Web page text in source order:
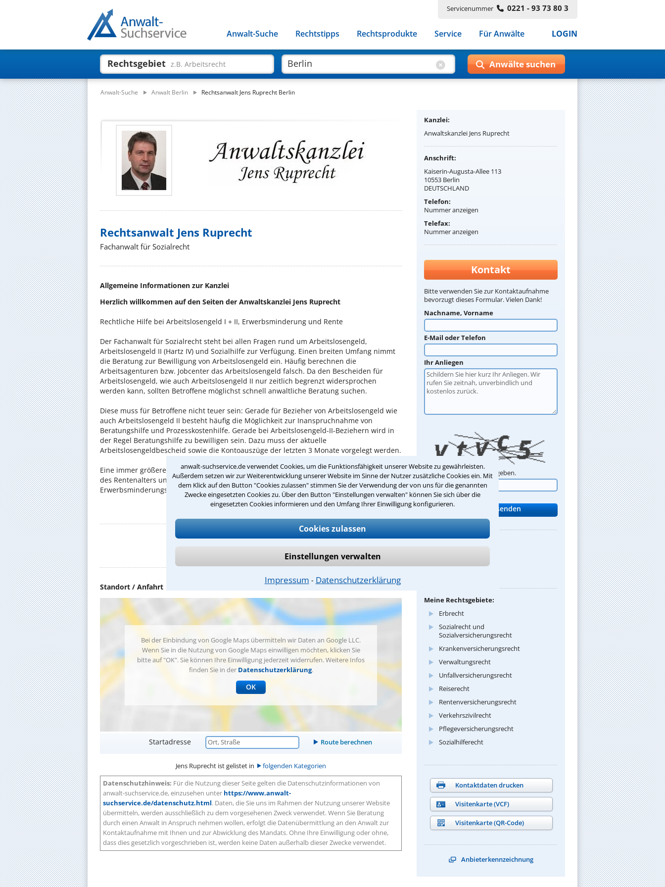
anwalt-suchservice.de verwendet Cookies, um die Funktionsfähigkeit unserer Website zu gewährleisten.
Außerdem setzen wir zur Weiterentwicklung unserer Website im Sinne der Nutzer zusätzliche Cookies ein. Mit
dem Klick auf den Button "Cookies zulassen" stimmen Sie der Verwendung der von uns für die genannten
Zwecke eingesetzten Cookies zu. Über den Button "Einstellungen verwalten" können Sie sich über die
eingesetzten Cookies informieren und den Umfang Ihrer Einwilligung konfigurieren.
Cookies zulassen
Einstellungen verwalten
Impressum ⁃ Datenschutzerklärung
Servicenummer 0221 - 93 73 80 3
Anwalt-Suche Rechtstipps Rechtsprodukte Service Für Anwälte LOGIN
Rechtsgebiet z.B. Arbeitsrecht
Anwalt-Suche Anwalt Berlin Rechtsanwalt Jens Ruprecht Berlin
Rechtsanwalt Jens Ruprecht
Fachanwalt für Sozialrecht
Allgemeine Informationen zur Kanzlei
Herzlich willkommen auf den Seiten der Anwaltskanzlei Jens Ruprecht
Rechtliche Hilfe bei Arbeitslosengeld I + II, Erwerbsminderung und Rente
Der Fachanwalt für Sozialrecht steht bei allen Fragen rund um Arbeitslosengeld,
Arbeitslosengeld II (Hartz IV) und Sozialhilfe zur Verfügung. Einen breiten Umfang nimmt
die Beratung zur Bewilligung von Arbeitslosengeld ein. Häufig berechnen die
Arbeitsagenturen bzw. Jobcenter das Arbeitslosengeld falsch. Da den Bescheiden für
Arbeitslosengeld, wie auch Arbeitslosengeld II nur zeitlich begrenzt widersprochen
werden kann, sollten Betroffene möglichst schnell anwaltliche Beratung suchen.
Diese muss für Betroffene nicht teuer sein: Gerade für Bezieher von Arbeitslosengeld wie
auch Arbeitslosengeld II besteht häufig die Möglichkeit zur Inanspruchnahme von
Beratungshilfe und Prozesskostenhilfe. Gerade bei Arbeitslosengeld-II-Beziehern wird in
der Regel Beratungshilfe zu bewilligen sein. Dazu muss der aktuelle
Arbeitslosengeldbescheid sowie die Kontoauszüge der letzten 3 Monate vorgelegt werden.
Eine immer größere Rolle in unserer Tätigkeit spielen gerade im Zuge der Heraufsetzung
des Rentenalters und der Herabsetzung des Rentenniveaus Fragen zur
Erwerbsminderungsrente und zur Grundsicherung im Alter
Standort / Anfahrt
Bei der Einbindung von Google Maps übermitteln wir Daten an Google LLC.
Wenn Sie in die Nutzung von Google Maps einwilligen möchten, klicken Sie
bitte auf "OK". Sie können Ihre Einwilligung jederzeit widerrufen. Weitere Infos
finden Sie in der Datenschutzerklärung.
OK
Startadresse
Jens Ruprecht ist gelistet in folgenden Kategorien
Datenschutzhinweis: Für die Nutzung dieser Seite gelten die Datenschutzinformationen von
anwalt-suchservice.de, einzusehen unter https://www.anwalt-
suchservice.de/datenschutz.html. Daten, die Sie uns im Rahmen der Nutzung unserer Website
übermitteln, werden ausschließlich zu dem vorgesehenen Zweck verwendet. Wenn Sie Beratung
durch einen Anwalt in Anspruch nehmen wollen, erfolgt die Datenübermittlung an den Anwalt zur
Kontaktaufnahme mit Ihnen und zur Abwicklung des Mandats. Ohne Ihre Einwilligung oder ohne,
dass dies gesetzlich vorgeschrieben ist, werden keine Daten außerhalb dieser Zwecke verwendet.
Kanzlei:
Anwaltskanzlei Jens Ruprecht
Anschrift:
Kaiserin-Augusta-Allee 113
10553 Berlin
DEUTSCHLAND
Telefon:
Nummer anzeigen
Telefax:
Nummer anzeigen
Kontakt
Bitte verwenden Sie zur Kontaktaufnahme
bevorzugt dieses Formular. Vielen Dank!
Nachname, Vorname
E-Mail oder Telefon
Ihr Anliegen
Bitte Sicherheitscode eingeben.
E-Mail:
info@sozialanwalt.berlin
Internet:
Meine Rechtsgebiete:
Erbrecht
Sozialrecht und
Sozialversicherungsrecht
Krankenversicherungsrecht
Verwaltungsrecht
Unfallversicherungsrecht
Reiserecht
Rentenversicherungsrecht
Verkehrszivilrecht
Pflegeversicherungsrecht
Sozialhilferecht
Kontaktdaten drucken
Visitenkarte (VCF)
Visitenkarte (QR-Code)
Anbieterkennzeichnung